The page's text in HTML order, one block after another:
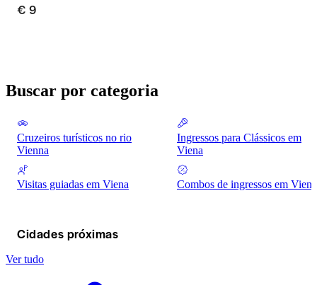
€ 9
Buscar por categoria
Cruzeiros turísticos no rio
Vienna
Ingressos para Clássicos em
Viena
Visitas guiadas em Viena Combos de ingressos em Viena
Cidades próximas
Ver tudo